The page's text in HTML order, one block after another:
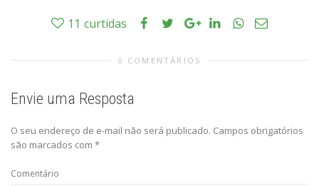
11 curtidas
0 COMENTÁRIOS
Envie uma Resposta
O seu endereço de e-mail não será publicado. Campos obrigatórios
são marcados com *
Comentário